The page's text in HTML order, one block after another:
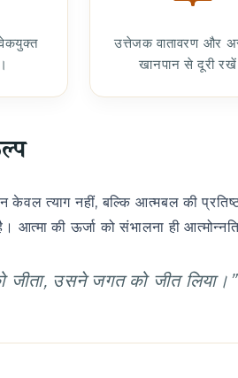
उत्तेजक वातावरण और
खानपान से दूरी
केवल त्याग नहीं, बल्कि आत्मबल की
की ऊर्जा को संभालना ही आत्मोन्नति
जीता, उसने जगत को जीत लिया।”